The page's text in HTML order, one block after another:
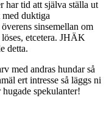
har tid att själva ställa ut
duktiga
sinsemellan om
etcetera. JHÄK
detta.
med andras hundar så
ert intresse så läggs ni
spekulanter!